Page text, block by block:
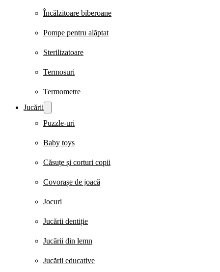
Încălzitoare biberoane
Pompe pentru alăptat
Sterilizatoare
Termosuri
Termometre
Jucării
Puzzle-uri
Baby toys
Căsuțe și corturi copii
Covorașe de joacă
Jocuri
Jucării dentiție
Jucării din lemn
Jucării educative